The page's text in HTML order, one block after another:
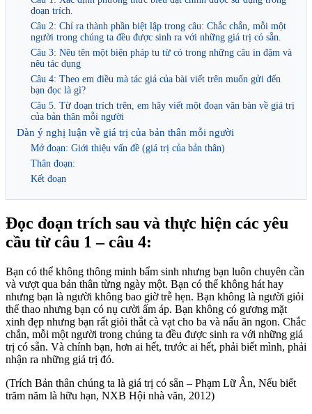
đoạn trích.
Câu 2: Chỉ ra thành phần biệt lập trong câu: Chắc chắn, mỗi một
người trong chúng ta đều được sinh ra với những giá trị có sẵn.
Câu 3: Nêu tên một biện pháp tu từ có trong những câu in đậm và
nêu tác dụng
Câu 4: Theo em điều mà tác giả của bài viết trên muốn gửi đến
bạn đọc là gì?
Câu 5. Từ đoạn trích trên, em hãy viết một đoạn văn bàn về giá trị
của bản thân mỗi người
Dàn ý nghị luận về giá trị của bản thân mỗi người
Mở đoạn: Giới thiệu vấn đề (giá trị của bản thân)
Thân đoạn:
Kết đoạn
Đọc đoạn trích sau và thực hiện các yêu
cầu từ câu 1 – câu 4:
Bạn có thể không thông minh bẩm sinh nhưng bạn luôn chuyên cần
và vượt qua bản thân từng ngày một. Bạn có thể không hát hay
nhưng bạn là người không bao giờ trễ hẹn. Bạn không là người giỏi
thể thao nhưng bạn có nụ cười ấm áp. Bạn không có gương mặt
xinh đẹp nhưng bạn rất giỏi thắt cà vạt cho ba và nấu ăn ngon. Chắc
chắn, mỗi một người trong chúng ta đều được sinh ra với những giá
trị có sẵn. Và chính bạn, hơn ai hết, trước ai hết, phải biết mình, phải
nhận ra những giá trị đó.
(Trích Bản thân chúng ta là giá trị có sẵn – Phạm Lữ Ân, Nếu biết
trăm năm là hữu hạn, NXB Hội nhà văn, 2012)